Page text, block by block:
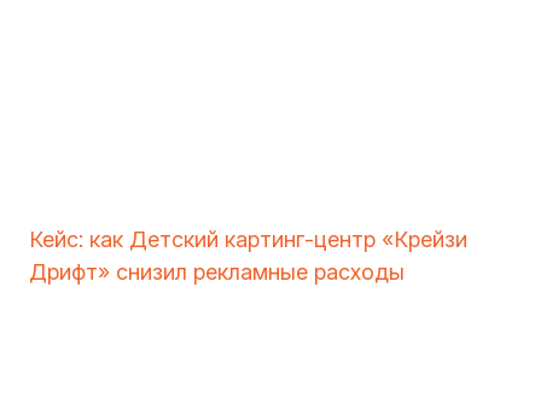
Кейс: как Детский картинг-центр «Крейзи
Дрифт» снизил рекламные расходы